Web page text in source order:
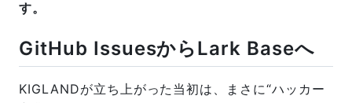
す。
GitHub IssuesからLark Baseへ
KIGLANDが立ち上がった当初は、まさに“ハッカー